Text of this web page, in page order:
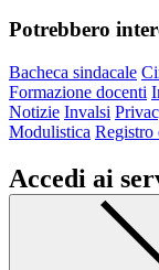
Potrebbero
Bacheca sindacale
Formazione docenti
Notizie Invalsi
Modulistica Registro
Accedi ai